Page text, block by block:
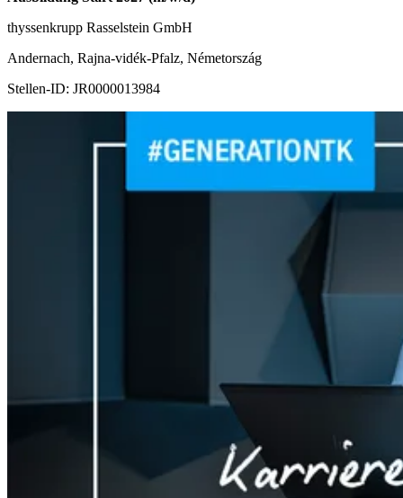
thyssenkrupp Rasselstein GmbH
Andernach, Rajna-vidék-Pfalz, Németország
Stellen-ID: JR0000013984